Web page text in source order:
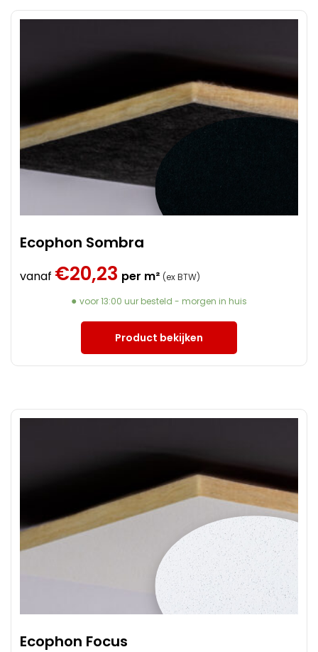
Ecophon Sombra
vanaf €20,23 per m² (ex BTW)
voor 13:00 uur besteld - morgen in huis
Product bekijken
Ecophon Focus